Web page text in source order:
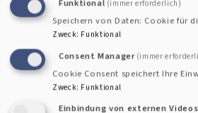
Wir starten gemeinsam über Zoom
Kennenlernen. Danach macht sich
Weg. Mit Videos wirst Du spannende
uns basteln und rätseln.
Funktional (immer erforderlich)
Speichern von Daten: Cookie für
Zweck: Funktional
Consent Manager (immer
Cookie Consent speichert Ihre
Zweck: Funktional
Einbindung von externen Videos